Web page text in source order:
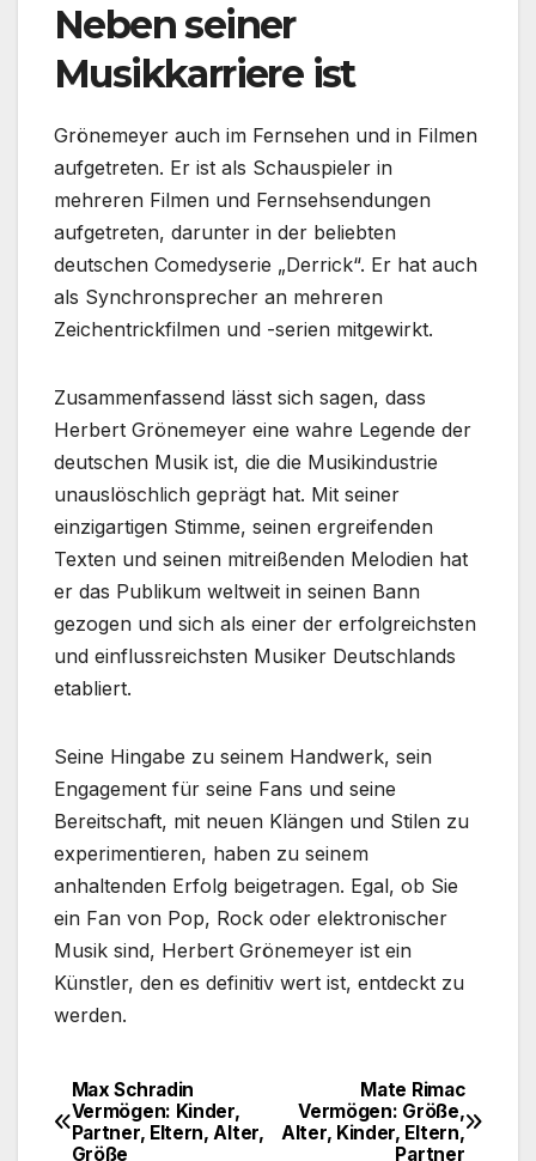
Neben seiner
Musikkarriere ist
Grönemeyer auch im Fernsehen und in Filmen
aufgetreten. Er ist als Schauspieler in
mehreren Filmen und Fernsehsendungen
aufgetreten, darunter in der beliebten
deutschen Comedyserie „Derrick“. Er hat auch
als Synchronsprecher an mehreren
Zeichentrickfilmen und -serien mitgewirkt.
Zusammenfassend lässt sich sagen, dass
Herbert Grönemeyer eine wahre Legende der
deutschen Musik ist, die die Musikindustrie
unauslöschlich geprägt hat. Mit seiner
einzigartigen Stimme, seinen ergreifenden
Texten und seinen mitreißenden Melodien hat
er das Publikum weltweit in seinen Bann
gezogen und sich als einer der erfolgreichsten
und einflussreichsten Musiker Deutschlands
etabliert.
Seine Hingabe zu seinem Handwerk, sein
Engagement für seine Fans und seine
Bereitschaft, mit neuen Klängen und Stilen zu
experimentieren, haben zu seinem
anhaltenden Erfolg beigetragen. Egal, ob Sie
ein Fan von Pop, Rock oder elektronischer
Musik sind, Herbert Grönemeyer ist ein
Künstler, den es definitiv wert ist, entdeckt zu
werden.
Post
Mate Rimac
Vermögen: Größe,
Alter, Kinder, Eltern,
Partner
Max Schradin
Vermögen: Kinder,
Partner, Eltern, Alter,
Größe